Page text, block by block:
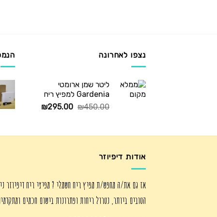
נצפו לאחרונה
ליטר שמן ארומטי
Gardenia למפיץ ריח
₪450.00
המחיר
₪450.00.
₪295.00
המחיר
₪295.00.
אודות דיפיוזר
אז גם את/ה מחפש/ת מפיץ ריח חשמלי ? מפיצי ריח דיפיוזר
הטובים ביותר, נטרול ריחות ופתרונות בישום חכמים